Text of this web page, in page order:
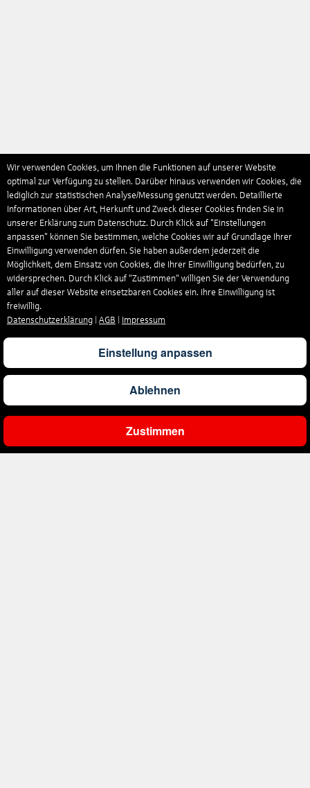
Ergebnisse filtern
Wir verwenden Cookies, um Ihnen die Funktionen auf unserer Website
optimal zur Verfügung zu stellen. Darüber hinaus verwenden wir Cookies, die
lediglich zur statistischen Analyse/Messung genutzt werden. Detaillierte
Informationen über Art, Herkunft und Zweck dieser Cookies finden Sie in
unserer Erklärung zum Datenschutz. Durch Klick auf "Einstellungen
anpassen" können Sie bestimmen, welche Cookies wir auf Grundlage Ihrer
Einwilligung verwenden dürfen. Sie haben außerdem jederzeit die
Möglichkeit, dem Einsatz von Cookies, die Ihrer Einwilligung bedürfen, zu
widersprechen. Durch Klick auf “Zustimmen“ willigen Sie der Verwendung
aller auf dieser Website einsetzbaren Cookies ein. Ihre Einwilligung ist
freiwillig.
Datenschutzerklärung
AGB Impressum
Einstellung anpassen
Ablehnen
Zustimmen